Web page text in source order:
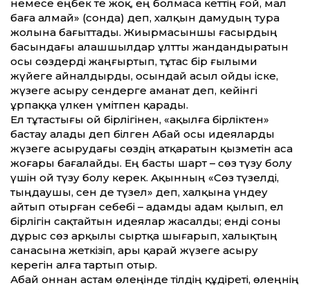
немесе еңбек те жоқ, ең болмаса кет­тің ғой, мал
баға алмай» (сонда) деп, халқын дамудың тура
жолына бағыт­тады. Жиырмасыншы ғасырдың
басындағы алашшылдар ұлт­ты жандандыратын
осы сөздерді жаңғыртып, тұтас бір ғылыми
жүйеге айналдырды, осындай асыл ойды іске,
жүзеге асыру сендерге аманат деп, ке­йінгі
ұрпаққа үлкен үмітпен қарады.
Ел тұтастығы ой бірлігінен, «ақылға бірліктен»
бастау алады деп білген Абай осы идеяларды
жүзеге асырудағы сөздің атқаратын қызметін аса
жоғары бағалайды. Ең басты шарт – сөз түзу болу
үшін ой түзу болу керек. Ақынның «Сөз түзелді,
тыңдаушы, сен де түзел» деп, халқына үндеу
айтып отырған себебі – адамды адам қылып, ел
бірлігін сақтайтын идеялар жасалды; енді соны
дұрыс сөз арқылы сыртқа шығарып, халықтың
санасына жеткізіп, ары қарай жүзеге асыру
керегін алға тартып отыр.
Абай оннан астам өлеңінде тілдің құдіреті, өлеңнің